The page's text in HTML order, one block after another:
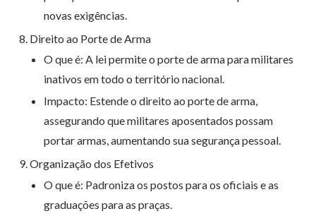
novas exigências.
Direito ao Porte de Arma
O que é: A lei permite o porte de arma para militares
inativos em todo o território nacional.
Impacto: Estende o direito ao porte de arma,
assegurando que militares aposentados possam
portar armas, aumentando sua segurança pessoal.
Organização dos Efetivos
O que é: Padroniza os postos para os oficiais e as
graduações para as praças.